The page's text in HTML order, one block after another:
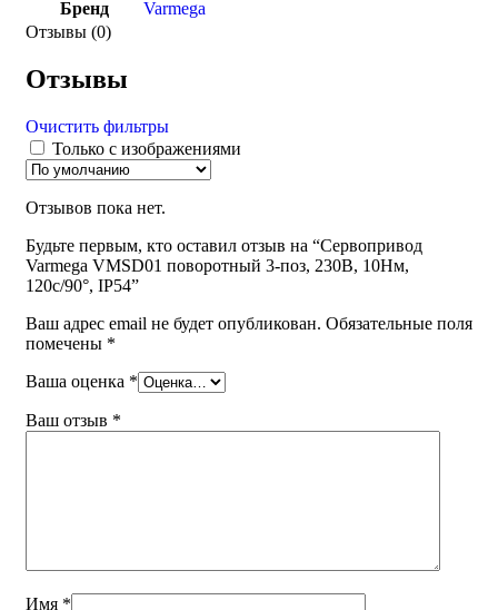
Бренд
Varmega
Отзывы (0)
Отзывы
Очистить фильтры
Только с изображениями
Отзывов пока нет.
Будьте первым, кто оставил отзыв на “Сервопривод
Varmega VMSD01 поворотный 3-поз, 230В, 10Нм,
120с/90°, IP54”
Ваш адрес email не будет опубликован. Обязательные поля
помечены *
Ваша оценка *
Ваш отзыв *
Имя *